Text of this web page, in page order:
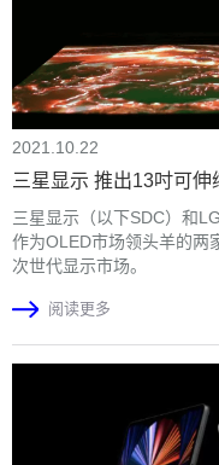
2021.10.22
三星显示 推出13吋可
三星显示（以下SDC）和
作为OLED市场领头羊的两
次世代显示市场。
阅读更多